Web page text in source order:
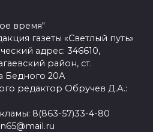
время"
газеты «Светлый путь»
адрес: 346610,
район, ст.
Бедного 20А
редактор Обручев Д.А.:
8(863-57)33-4-80